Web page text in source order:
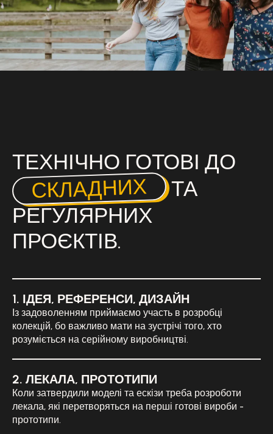
ТЕХНІЧНО ГОТОВІ ДО
СКЛАДНИХ
ТА
РЕГУЛЯРНИХ
ПРОЄКТІВ.
1. ІДЕЯ, РЕФЕРЕНСИ, ДИЗАЙН
Із задоволенням приймаємо участь в розробці
колекцій, бо важливо мати на зустрічі того, хто
розуміється на серійному виробництві.
2. ЛЕКАЛА, ПРОТОТИПИ
Коли затвердили моделі та ескізи треба розроботи
лекала, які перетворяться на перші готові вироби -
прототипи.